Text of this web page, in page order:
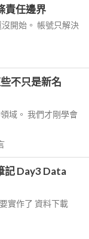
責任邊界
開始。 帳號只解決
不只是新名
域。 我們才剛學會
記 Day3 Data
實作了 資料下載